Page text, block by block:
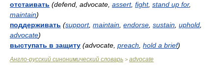
отстаивать (defend, advocate, assert, fight, stand up for,
maintain)
поддерживать (support, maintain endorse sustain uphold
advocate)
выступать в защиту (advocate, preach hold a brief)
Англо-русский синонимический словарь > advocate